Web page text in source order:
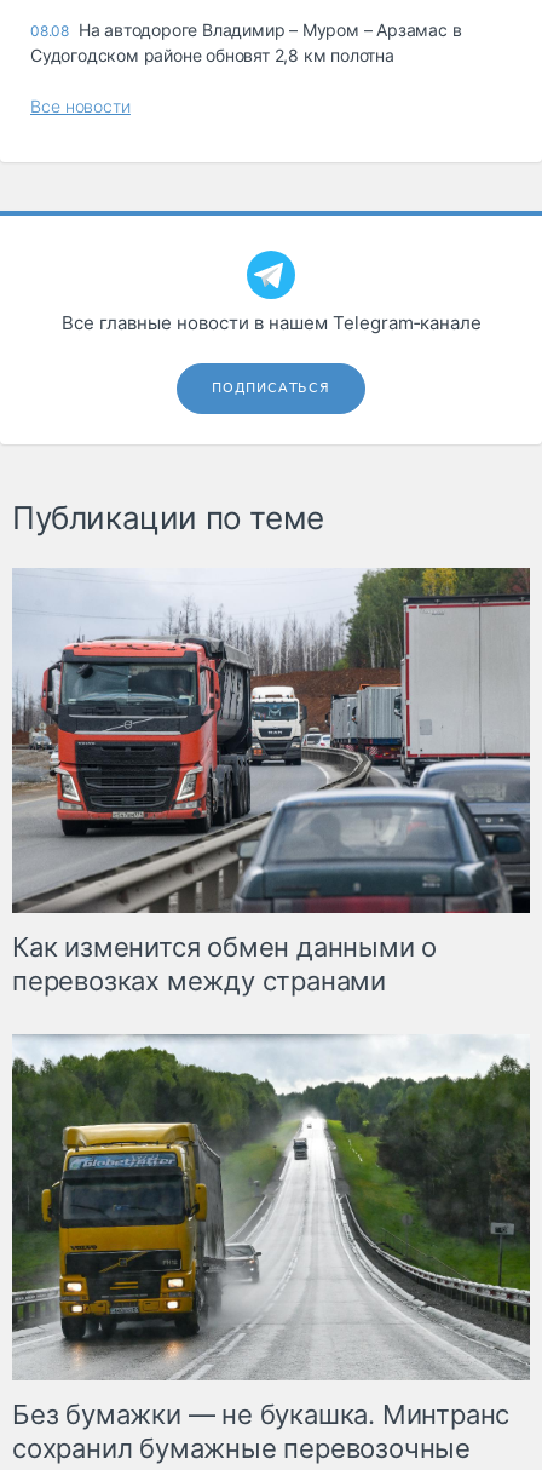
08.08 На автодороге Владимир – Муром – Арзамас в
Судогодском районе обновят 2,8 км полотна
Все новости
Все главные новости в нашем Telegram‑канале
ПОДПИСАТЬСЯ
Публикации по теме
Как изменится обмен данными о
перевозках между странами
Без бумажки — не букашка. Минтранс
сохранил бумажные перевозочные